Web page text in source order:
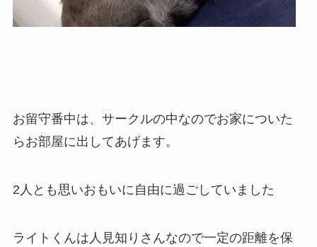
お留守番中は、サークルの中なのでお家についた
らお部屋に出してあげます。
2人とも思いおもいに自由に過ごしていました
ライトくんは人見知りさんなので一定の距離を保